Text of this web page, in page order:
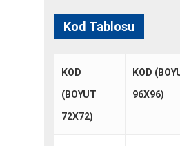
Kod Tablosu
KOD
(BOYUT
72X72)
KOD
96X96)